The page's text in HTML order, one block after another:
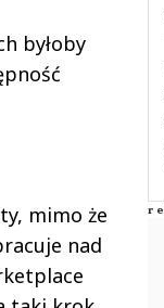
byłoby
mimo że
nad